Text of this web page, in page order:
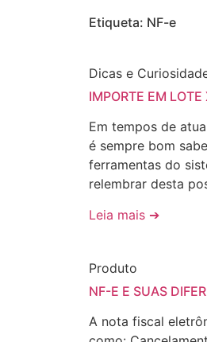
Etiqueta: NF-e
Dicas e
IMPORTE EM
Em tempos de
é sempre bom
ferramentas do
relembrar desta
Leia mais ➔
Produto
NF-E E SUAS
A nota fiscal